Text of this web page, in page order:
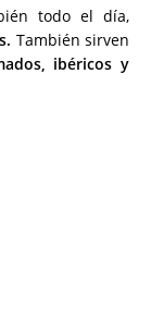
todo el día,
También sirven
ibéricos y